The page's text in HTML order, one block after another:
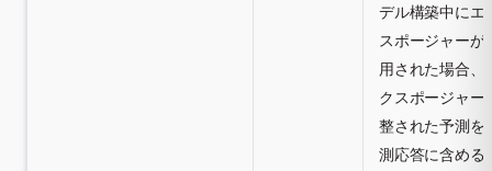
デル構築中にエ
スポージャーが
用された場合、
クスポージャー
整された予測を
測応答に含める